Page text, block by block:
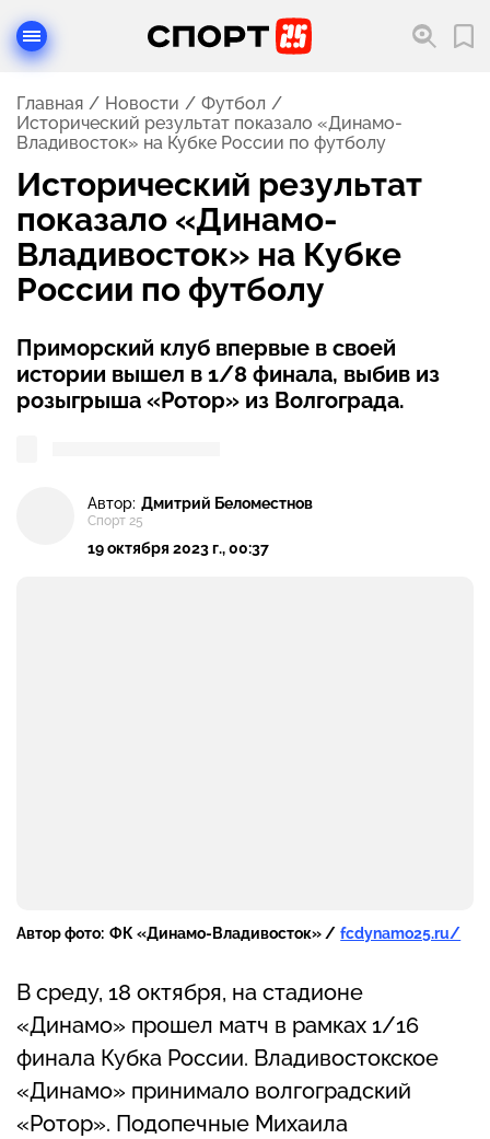
Главная Новости
Футбол
Исторический результат показало «Динамо-
Владивосток» на Кубке России по футболу
Исторический результат
показало «Динамо-
Владивосток» на Кубке
России по футболу
Приморский клуб впервые в своей
истории вышел в 1/8 финала, выбив из
розыгрыша «Ротор» из Волгограда.
Автор: Дмитрий Беломестнов
Спорт 25
19 октября 2023 г., 00:37
Автор фото: ФК «Динамо-Владивосток» / fcdynamo25.ru/
В среду, 18 октября, на стадионе
«Динамо» прошел матч в рамках 1/16
финала Кубка России. Владивостокское
«Динамо» принимало волгоградский
«Ротор». Подопечные Михаила